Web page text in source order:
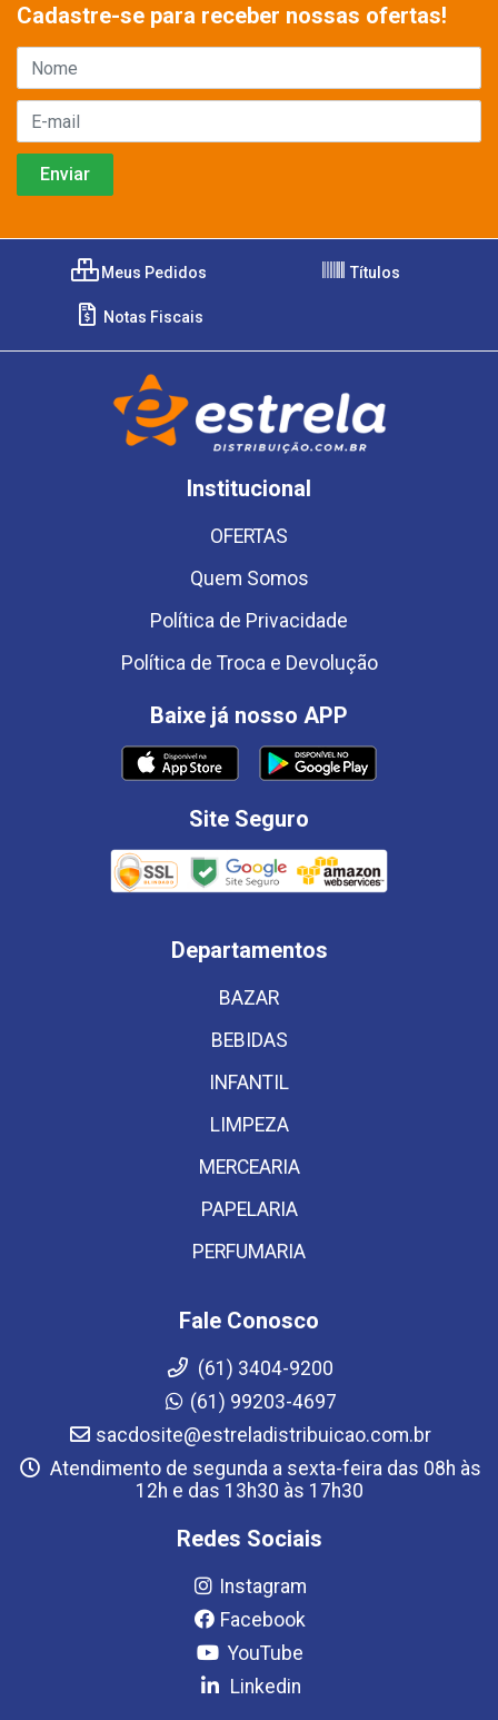
Cadastre-se para receber nossas ofertas!
Meus Pedidos Títulos
Notas Fiscais
Institucional
OFERTAS
Quem Somos
Política de Privacidade
Política de Troca e Devolução
Baixe já nosso APP
Site Seguro
Departamentos
BAZAR
BEBIDAS
INFANTIL
LIMPEZA
MERCEARIA
PAPELARIA
PERFUMARIA
Fale Conosco
(61) 3404-9200
(61) 99203-4697
sacdosite@estreladistribuicao.com.br
Atendimento de segunda a sexta-feira das 08h às
12h e das 13h30 às 17h30
Redes Sociais
Instagram
Facebook
YouTube
Linkedin